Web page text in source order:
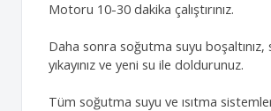
Motoru 10-30 dakika çalıştırınız.
Daha sonra soğutma suyu boşaltınız,
yıkayınız ve yeni su ile doldurunuz.
Tüm soğutma suyu ve ısıtma